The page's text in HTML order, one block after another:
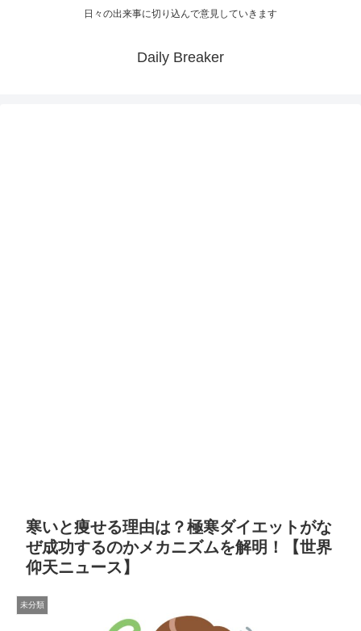
日々の出来事に切り込んで意見していきます
Daily Breaker
寒いと痩せる理由は？極寒ダイエットがな
ぜ成功するのかメカニズムを解明！【世界
仰天ニュース】
未分類